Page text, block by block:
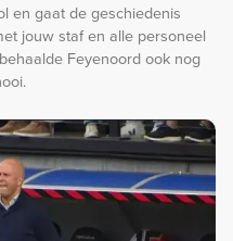
en gaat de geschiedenis
jouw staf en alle personeel
Feyenoord ook nog